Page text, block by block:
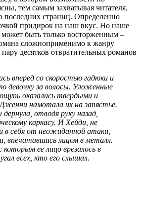
тем самым захватывая читателя,
последних страниц. Определенно
придирок на наш вкус. Но наше
быть только восторженным –
сложноприменимо к жанру
пару десятков отвратительных романов
вперед со скоростью гадюки и
девочку за волосы. Уложенные
оказались твердыми и
намотала их на запястье.
отводя руку назад,
каркасу. И Хейди, не
в себя от неожиданной атаки,
впечатавшись лицом в металл.
которым ее лицо врезалось в
всех, кто его слышал.